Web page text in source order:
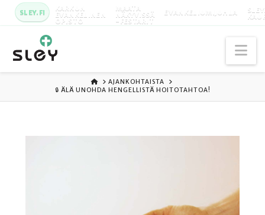
SLEY.FI KARKUN
EVANKELINEN
OPISTO
MAATA
NÄKYVISSÄ
-FESTARIT
EVANKELIUMIJUHLA
ETUSIVU
AJANKOHTAISTA
🔒 ÄLÄ UNOHDA HENGELLISTÄ HOITOTAHTOA!